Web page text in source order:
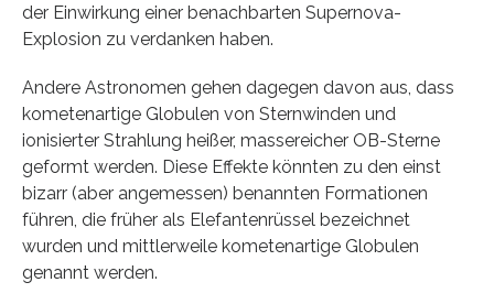
der Einwirkung einer benachbarten Supernova-
Explosion zu verdanken haben.
Andere Astronomen gehen dagegen davon aus, dass
kometenartige Globulen von Sternwinden und
ionisierter Strahlung heißer, massereicher OB-Sterne
geformt werden. Diese Effekte könnten zu den einst
bizarr (aber angemessen) benannten Formationen
führen, die früher als Elefantenrüssel bezeichnet
wurden und mittlerweile kometenartige Globulen
genannt werden.